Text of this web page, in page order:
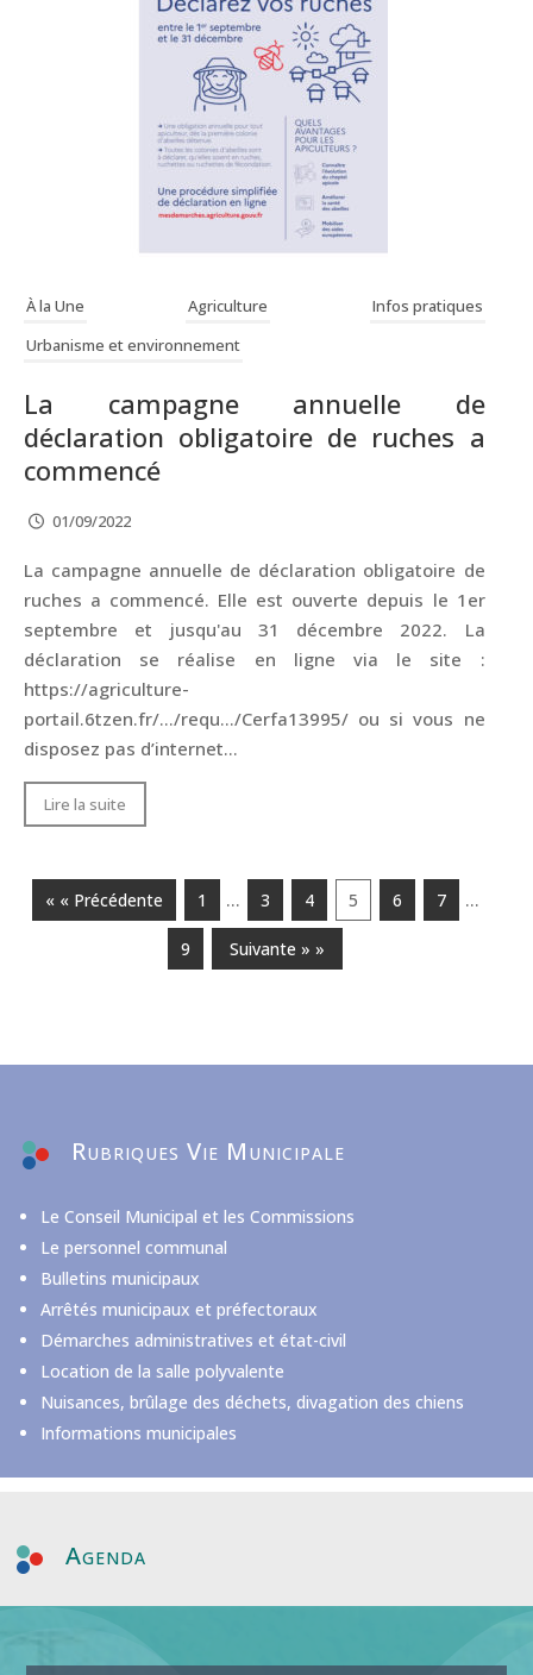
À la Une Agriculture
Infos pratiques
Urbanisme et environnement
La campagne annuelle de
déclaration obligatoire de ruches a
commencé
01/09/2022
La campagne annuelle de déclaration obligatoire de
ruches a commencé. Elle est ouverte depuis le 1er
septembre et jusqu'au 31 décembre 2022. La
déclaration se réalise en ligne via le site :
https://agriculture-
portail.6tzen.fr/.../requ.../Cerfa13995/ ou si vous ne
disposez pas d’internet...
Lire la suite
« « Précédente 1 … 3 4 5 6 7 …
9 Suivante » »
Rubriques Vie Municipale
Le Conseil Municipal et les Commissions
Le personnel communal
Bulletins municipaux
Arrêtés municipaux et préfectoraux
Démarches administratives et état-civil
Location de la salle polyvalente
Nuisances, brûlage des déchets, divagation des chiens
Informations municipales
Agenda